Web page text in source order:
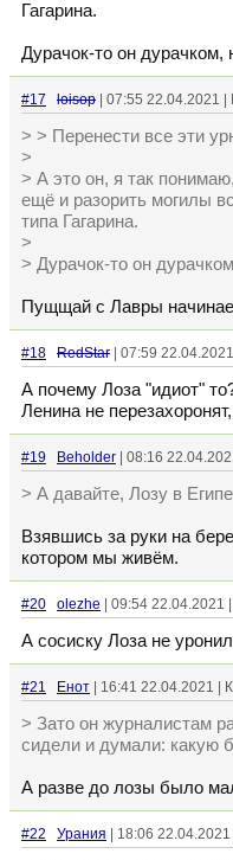
Гагарина.
Дурачок-то он дурачком,
#17 loisop | 07:55 22.04.2021 |
> > Перенести все эти
>
> А это он, я так
ещё и разорить могилы
типа Гагарина.
>
> Дурачок-то он
Пущщай с Лавры
#18 RedStar | 07:59
А почему Лоза "идиот"
Ленина не
#19 Beholder | 08:16
> А давайте, Лозу в
Взявшись за руки на
котором мы живём.
#20 olezhe | 09:54 22.04.2021
А сосиску Лоза не
#21 Енот | 16:41 22.04.2021 |
> Зато он журналистам
сидели и думали: какую
А разве до лозы было
#22 Урания | 18:06